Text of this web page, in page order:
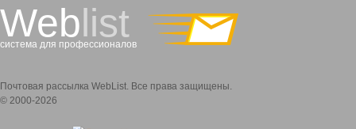
Weblist
система для профессионалов
Почтовая рассылка WebList. Все права защищены.
© 2000-2026